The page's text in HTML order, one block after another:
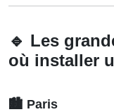
🔹 Les
où installer
🏙️ Paris